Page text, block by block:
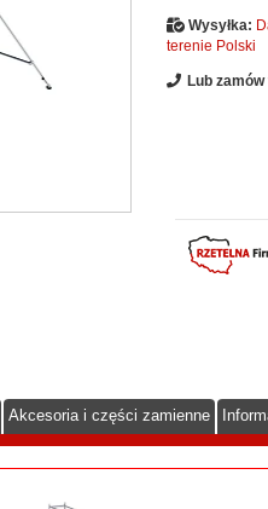
Wysyłka:
terenie Polski
Lub
Akcesoria i części zamienne